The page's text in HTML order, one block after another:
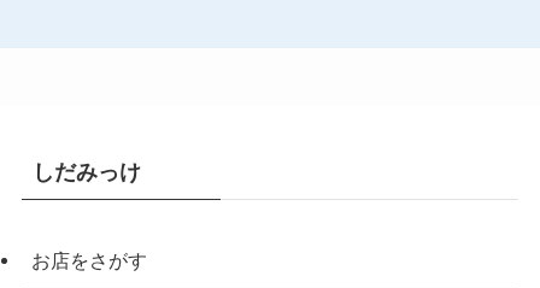
しだみっけ
お店をさがす